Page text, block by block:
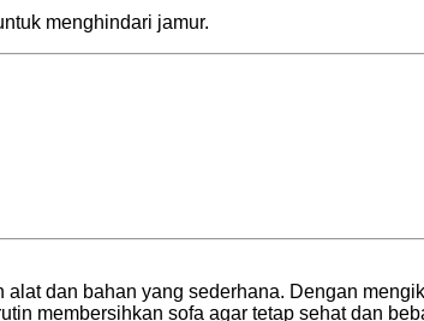
menghindari jamur.
dan bahan yang sederhana. Dengan
membersihkan sofa agar tetap sehat dan